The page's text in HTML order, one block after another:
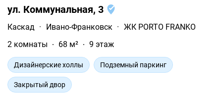
ул. Коммунальная, 3
Каскад · Ивано-Франковск · ЖК PORTO FRANKO
2 комнаты
68 м² 9 этаж
Дизайнерские холлы Подземный паркинг
Закрытый двор